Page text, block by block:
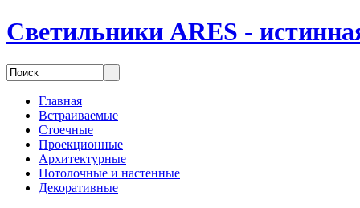
Светильники ARES -
Главная
Встраиваемые
Стоечные
Проекционные
Архитектурные
Потолочные и настенные
Декоративные